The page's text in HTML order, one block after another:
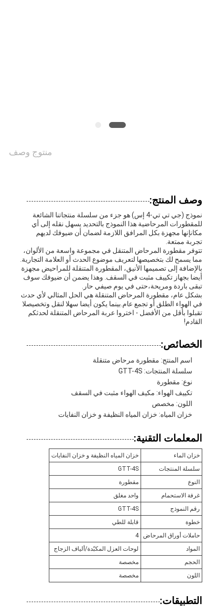
منتوج وصف
وصف المنتج:
نموذج (جي تي تي-4 إس) هو جزء من سلسلة منتجاتنا الشائعة
للمقطورات المرحاضية هذا النموذج بالتحديد يسهل نقله إلى أي
مكانإنها مجهزة بكل المرافق اللازمة لضمان أن ضيوفك لديهم
تجربة ممتعة.
تتوفر مقطورة المرحاض المتنقل في مجموعة واسعة من الألوان،
مما يسمح لك بتخصيصها لتعريف موضوع الحدث أو العلامة التجارية.
بالإضافة إلى تصميمها الأنيق، المقطورة المتنقلة للمراحيض مجهزة
أيضا بجهاز تكييف مثبت في السقف. وهذا يضمن أن ضيوفك سوف
تبقى باردة ومريحة،حتى في يوم صيفي حار.
بشكل عام، مقطورة المرحاض المتنقلة هي الحل المثالي لأي حدث
في الهواء الطلق أو تجمع عام.بينما يكون أيضا سهلا لنقل وتخصيصلا
تقبلوا بأقل من الأفضل - اختروا عربة المرحاض المتنقلة لحدثكم
القادم!
الخصائص:
اسم المنتج: مقطورة مرحاض متنقلة
سلسلة المنتجات: GTT-4S
نوع: مقطورة
تكييف الهواء: مكيف الهواء مثبت في السقف
اللون: مخصص
خزان المياه: خزان المياه النظيفة و خزان النفايات
المعلمات التقنية:
خزان الماء
خزان المياه النظيفة و خزان النفايات
سلسلة المنتجات
GTT-4S
النوع
مقطورة
غرفة الاستحمام
واحد مغلق
رقم النموذج
GTT-4S
خطوة
قابلة للطي
حاملات أوراق المرحاض
4
المواد
لوحات العزل المكبّدة/ألياف الزجاج
الحجم
مخصصة
اللون
مخصصة
التطبيقات: